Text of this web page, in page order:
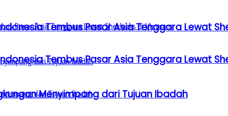
Tembus Pasar Asia Tenggara Lewat
Menyimpang dari Tujuan Ibadah
Tembus Pasar Asia Tenggara Lewat